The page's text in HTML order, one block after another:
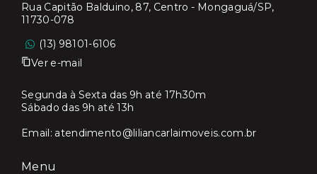
Rua Capitão Balduino, 87, Centro - Mongaguá/SP,
11730-078
(13) 98101-6106
Ver e-mail
Segunda à Sexta das 9h até 17h30m
Sábado das 9h até 13h
Email: atendimento@liliancarlaimoveis.com.br
Menu